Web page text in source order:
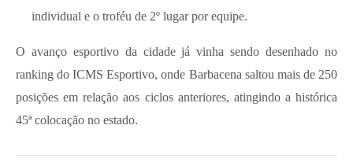
individual e o troféu de 2º lugar por equipe.
O avanço esportivo da cidade já vinha sendo desenhado no
ranking do ICMS Esportivo, onde Barbacena saltou mais de 250
posições em relação aos ciclos anteriores, atingindo a histórica
45ª colocação no estado.